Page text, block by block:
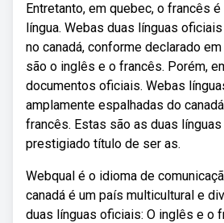
Entretanto, em quebec, o francês
língua. Webas duas línguas
no canadá, conforme declarado
são o inglês e o francês. Porém,
documentos oficiais. Webas
amplamente espalhadas do
francês. Estas são as duas
prestigiado título de ser as.
Webqual é o idioma de
canadá é um país multicultural e
duas línguas oficiais: O inglês e o